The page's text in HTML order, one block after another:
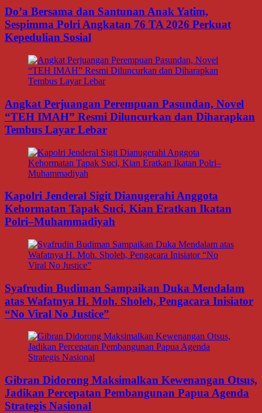
Do’a Bersama dan Santunan Anak Yatim,
Sespimma Polri Angkatan 76 TA 2026 Perkuat
Kepedulian Sosial
Angkat Perjuangan Perempuan Pasundan, Novel
“TEH IMAH” Resmi Diluncurkan dan Diharapkan
Tembus Layar Lebar
Kapolri Jenderal Sigit Dianugerahi Anggota
Kehormatan Tapak Suci, Kian Eratkan Ikatan
Polri–Muhammadiyah
Syafrudin Budiman Sampaikan Duka Mendalam
atas Wafatnya H. Moh. Sholeh, Pengacara Inisiator
“No Viral No Justice”
Gibran Didorong Maksimalkan Kewenangan Otsus,
Jadikan Percepatan Pembangunan Papua Agenda
Strategis Nasional